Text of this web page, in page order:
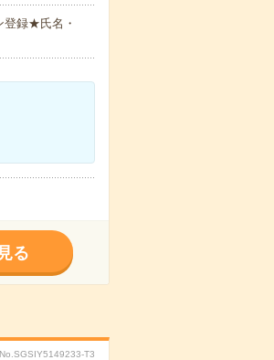
登録★氏名・
る
No.SGSIY5149233-T3